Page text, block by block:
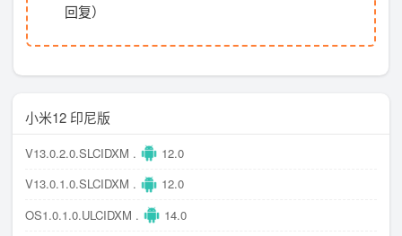
回复）
小米12 印尼版
V13.0.2.0.SLCIDXM .
12.0
V13.0.1.0.SLCIDXM .
12.0
OS1.0.1.0.ULCIDXM .
14.0